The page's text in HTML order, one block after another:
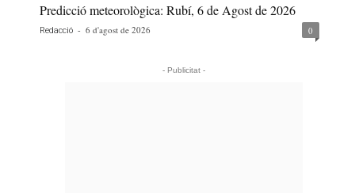
Predicció meteorològica: Rubí, 6 de Agost de 2026
Redacció - 6 d'agost de 2026 0
- Publicitat -